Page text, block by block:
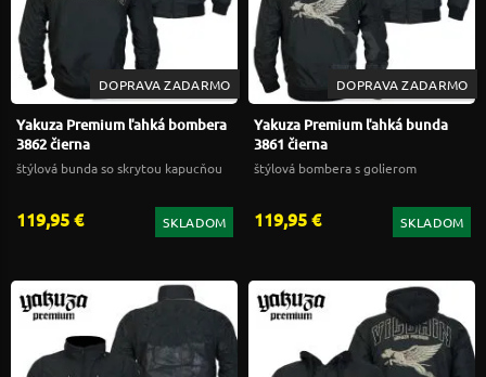
DOPRAVA ZADARMO
Yakuza Premium ľahká bombera
3862 čierna
štýlová bunda so skrytou kapucňou
119,95 € SKLADOM
DOPRAVA ZADARMO
Yakuza Premium ľahká bunda
3861 čierna
štýlová bombera s golierom
119,95 € SKLADOM